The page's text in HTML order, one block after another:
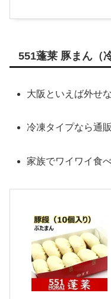
551蓬莱 豚まん（
大阪といえば外せ
冷凍タイプなら通
家族でワイワイ食